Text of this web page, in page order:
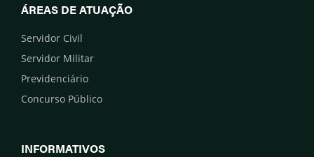
ÁREAS DE ATUAÇÃO
Servidor Civil
Servidor Militar
Previdenciário
Concurso Público
INFORMATIVOS